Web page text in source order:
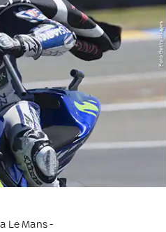
Le Mans -